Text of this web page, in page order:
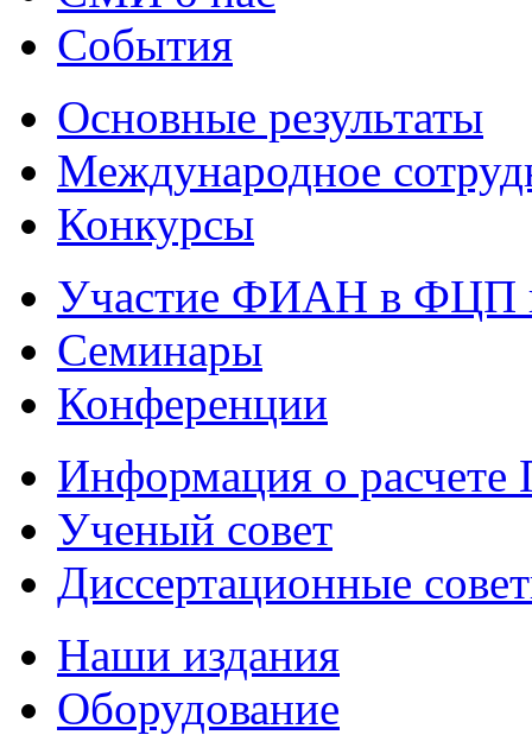
События
Основные результаты
Международное
Конкурсы
Участие ФИАН в ФЦП
Семинары
Конференции
Информация о
Ученый совет
Диссертационные
Наши издания
Оборудование